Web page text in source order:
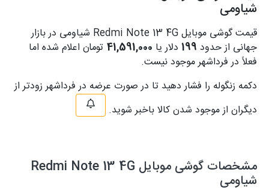
شیاومی
قیمت گوشی موبایل Redmi Note 13 4G شیاومی در بازار
جهانی از حدود 199 دلار یا 41,591,000 تومان اعلام شده اما
فعلاً در فرداشهر موجود نیست.
دکمه زنگوله را فشار دهید تا در صورت عرضه در فرداشهر زودتر از
دیگران از موجود شدن کالا باخبر شوید.
مشخصات گوشی موبایل Redmi Note 13 4G
شیاومی